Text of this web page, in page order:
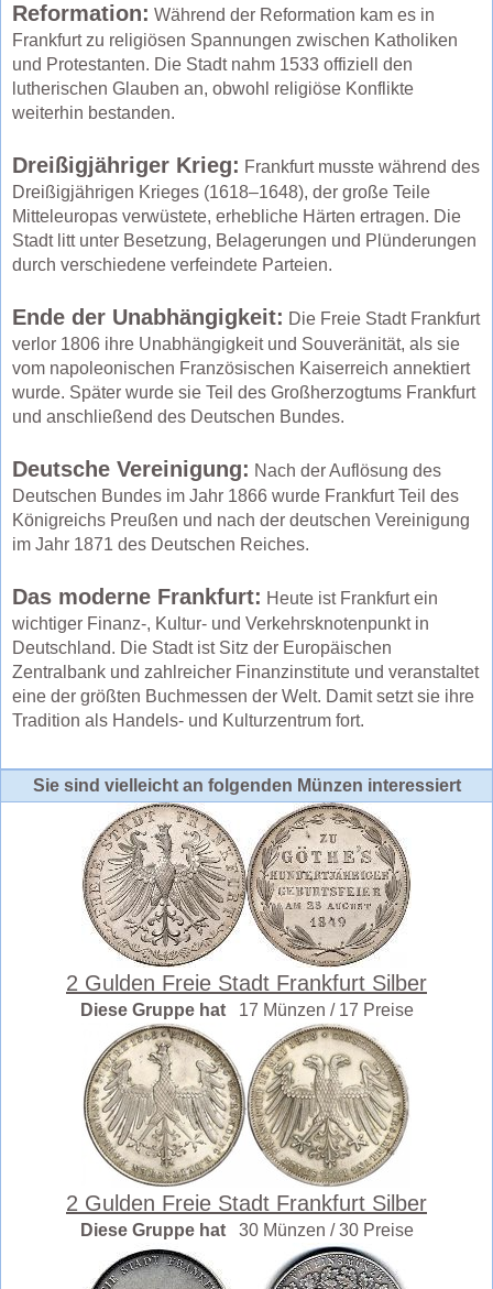
Reformation: Während der Reformation kam es in
Frankfurt zu religiösen Spannungen zwischen Katholiken
und Protestanten. Die Stadt nahm 1533 offiziell den
lutherischen Glauben an, obwohl religiöse Konflikte
weiterhin bestanden.
Dreißigjähriger Krieg: Frankfurt musste während des
Dreißigjährigen Krieges (1618–1648), der große Teile
Mitteleuropas verwüstete, erhebliche Härten ertragen. Die
Stadt litt unter Besetzung, Belagerungen und Plünderungen
durch verschiedene verfeindete Parteien.
Ende der Unabhängigkeit: Die Freie Stadt Frankfurt
verlor 1806 ihre Unabhängigkeit und Souveränität, als sie
vom napoleonischen Französischen Kaiserreich annektiert
wurde. Später wurde sie Teil des Großherzogtums Frankfurt
und anschließend des Deutschen Bundes.
Deutsche Vereinigung: Nach der Auflösung des
Deutschen Bundes im Jahr 1866 wurde Frankfurt Teil des
Königreichs Preußen und nach der deutschen Vereinigung
im Jahr 1871 des Deutschen Reiches.
Das moderne Frankfurt: Heute ist Frankfurt ein
wichtiger Finanz-, Kultur- und Verkehrsknotenpunkt in
Deutschland. Die Stadt ist Sitz der Europäischen
Zentralbank und zahlreicher Finanzinstitute und veranstaltet
eine der größten Buchmessen der Welt. Damit setzt sie ihre
Tradition als Handels- und Kulturzentrum fort.
Sie sind vielleicht an folgenden Münzen interessiert
2 Gulden Freie Stadt Frankfurt Silber
Diese Gruppe hat 17 Münzen / 17 Preise
2 Gulden Freie Stadt Frankfurt Silber
Diese Gruppe hat 30 Münzen / 30 Preise